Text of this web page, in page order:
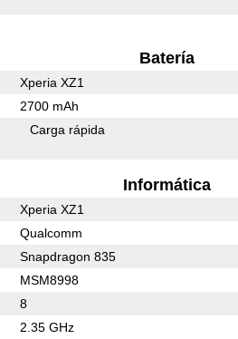
Batería
Xperia XZ1
2700 mAh
Carga rápida
Informática
Xperia XZ1
Qualcomm
Snapdragon 835
MSM8998
8
2.35 GHz